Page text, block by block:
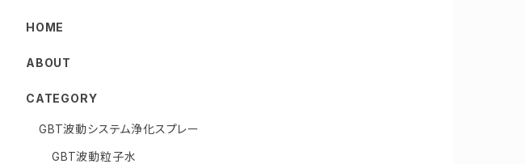
HOME
ABOUT
CATEGORY
GBT波動システム浄化スプレー
GBT波動粒子水